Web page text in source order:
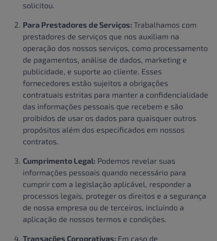
solicitou.
Para Prestadores de Serviços: Trabalhamos com
prestadores de serviços que nos auxiliam na
operação dos nossos serviços, como processamento
de pagamentos, análise de dados, marketing e
publicidade, e suporte ao cliente. Esses
fornecedores estão sujeitos a obrigações
contratuais estritas para manter a confidencialidade
das informações pessoais que recebem e são
proibidos de usar os dados para quaisquer outros
propósitos além dos especificados em nossos
contratos.
Cumprimento Legal: Podemos revelar suas
informações pessoais quando necessário para
cumprir com a legislação aplicável, responder a
processos legais, proteger os direitos e a segurança
de nossa empresa ou de terceiros, incluindo a
aplicação de nossos termos e condições.
Transações Corporativas: Em caso de